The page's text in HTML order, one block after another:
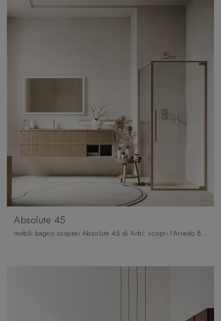
Absolute 45
mobili bagno sospesi Absolute 45 di Arbi: scopri l'Arredo Bagno in legno design e arreda il bagno di casa.